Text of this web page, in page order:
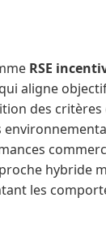
RSE
aligne
des critères
hybride
les